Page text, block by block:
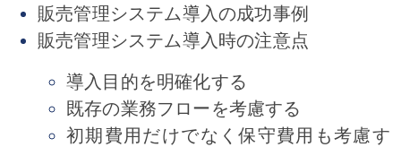
販売管理システム導入の成功事例
販売管理システム導入時の注意点
導入目的を明確化する
既存の業務フローを考慮する
初期費用だけでなく保守費用も考慮す